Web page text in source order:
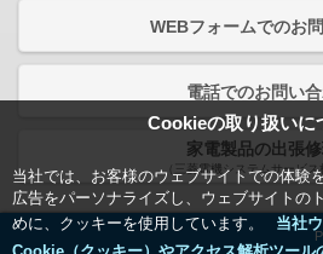
Cookieの取り扱いに
当社では、お客様のウェブサイトでの体験
広告をパーソナライズし、ウェブサイトの
めに、クッキーを使用しています。
当社
WEBフォームでのお
電話でのお問い
家電製品の出張
（三菱電機システムサービ